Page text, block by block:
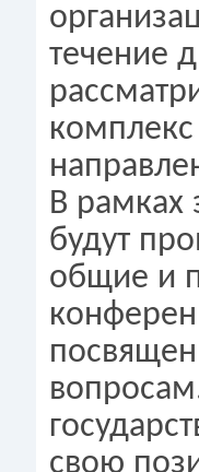
течение
комплекс
В рамках
будут
общие и
свою